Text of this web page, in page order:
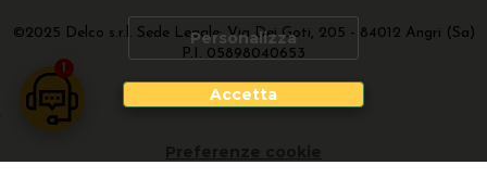
Personalizza
Accetta
©2025 Delco s.r.l. Sede Legale: Via Dei Goti, 205 - 84012 Angri (Sa)
P.I. 05898040653
DEVELOPER | BYCREATIVE WEB
1